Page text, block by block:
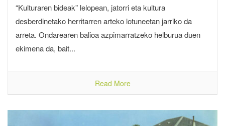
“Kulturaren bideak” lelopean, jatorri eta kultura
desberdinetako herritarren arteko lotuneetan jarriko da
arreta. Ondarearen balioa azpimarratzeko helburua duen
ekimena da, bait...
Read More